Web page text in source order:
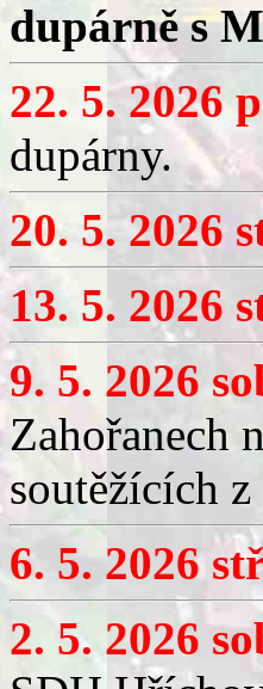
dupárně s
22. 5. 2026
dupárny.
20. 5. 2026
13. 5. 2026
9. 5. 2026
Zahořanech
soutěžících
6. 5. 2026
2. 5. 2026